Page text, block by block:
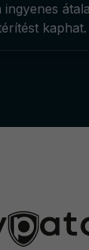
kaphat.